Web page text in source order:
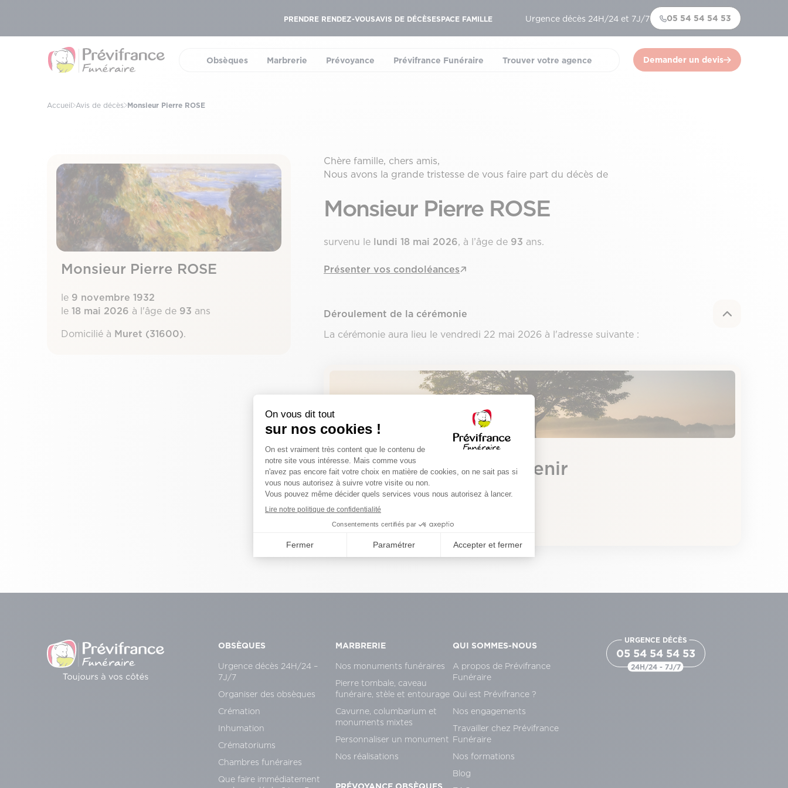
PRENDRE RENDEZ-VOUSAVIS DE DÉCÈSESPACE FAMILLE Urgence décès 24H/24 et 7J/7 05 54 54 54 53
Obsèques
Marbrerie
Prévoyance
Prévifrance Funéraire
Trouver votre agence Demander un devis
Accueil Avis de décès Monsieur Pierre ROSE
Monsieur Pierre ROSE
le 9 novembre 1932
le 18 mai 2026 à l'âge de 93 ans
Domicilié à Muret (31600).
Chère famille, chers amis,
Nous avons la grande tristesse de vous faire part du décès de
Monsieur Pierre ROSE
survenu le lundi 18 mai 2026, à l’âge de 93 ans.
Présenter vos condoléances
Déroulement de la cérémonie
La cérémonie aura lieu le vendredi 22 mai 2026 à l'adresse suivante :
Planter un arbre souvenir
Certificat de plantation
Un hommage durable et symbolique
Planter un arbre
OBSÈQUES
Urgence décès 24H/24 –
7J/7
Organiser des obsèques
Crémation
Inhumation
Crématoriums
Chambres funéraires
Que faire immédiatement
MARBRERIE
Nos monuments funéraires
Pierre tombale, caveau
funéraire, stèle et entourage
Cavurne, columbarium et
monuments mixtes
Personnaliser un monument
Nos réalisations
PRÉVOYANCE OBSÈQUES
QUI SOMMES-NOUS
A propos de Prévifrance
Funéraire
Qui est Prévifrance ?
Nos engagements
Travailler chez Prévifrance
Funéraire
Nos formations
Blog
URGENCE DÉCÈS
05 54 54 54 53
24H/24 - 7J/7